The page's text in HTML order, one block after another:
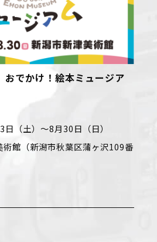
中！】竹久夢二のすべて 画家は詩
6月13日（土）～ 8月30日（日）
美術館（新潟市中央区西大畑町519-